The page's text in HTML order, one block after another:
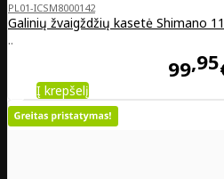
PL01-ICSM8000142
Galinių žvaigždžių kasetė Shimano
..
99 95
Į krepšelį